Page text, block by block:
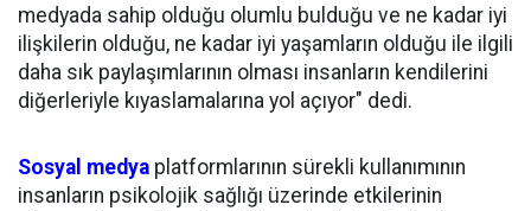
medyada sahip olduğu olumlu bulduğu ve ne kadar iyi
ilişkilerin olduğu, ne kadar iyi yaşamların olduğu ile ilgili
daha sık paylaşımlarının olması insanların kendilerini
diğerleriyle kıyaslamalarına yol açıyor" dedi.
Sosyal medya platformlarının sürekli kullanımının
insanların psikolojik sağlığı üzerinde etkilerinin